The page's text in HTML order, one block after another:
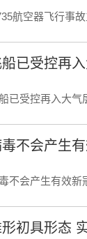
航空器飞行事
已受控再
受控再入大
不会产生
会产生有效
初具形态